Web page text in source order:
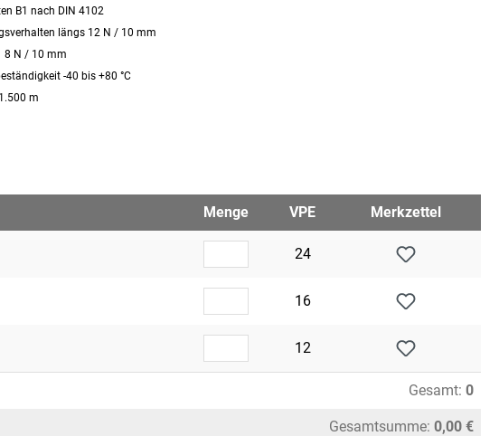
B1 nach DIN 4102
längs 12 N / 10 mm
8 N / 10 mm
-40 bis +80 °C
1.500 m
Menge VPE Merkzettel
24
16
12
Gesamt: 0
Gesamtsumme: 0,00 €